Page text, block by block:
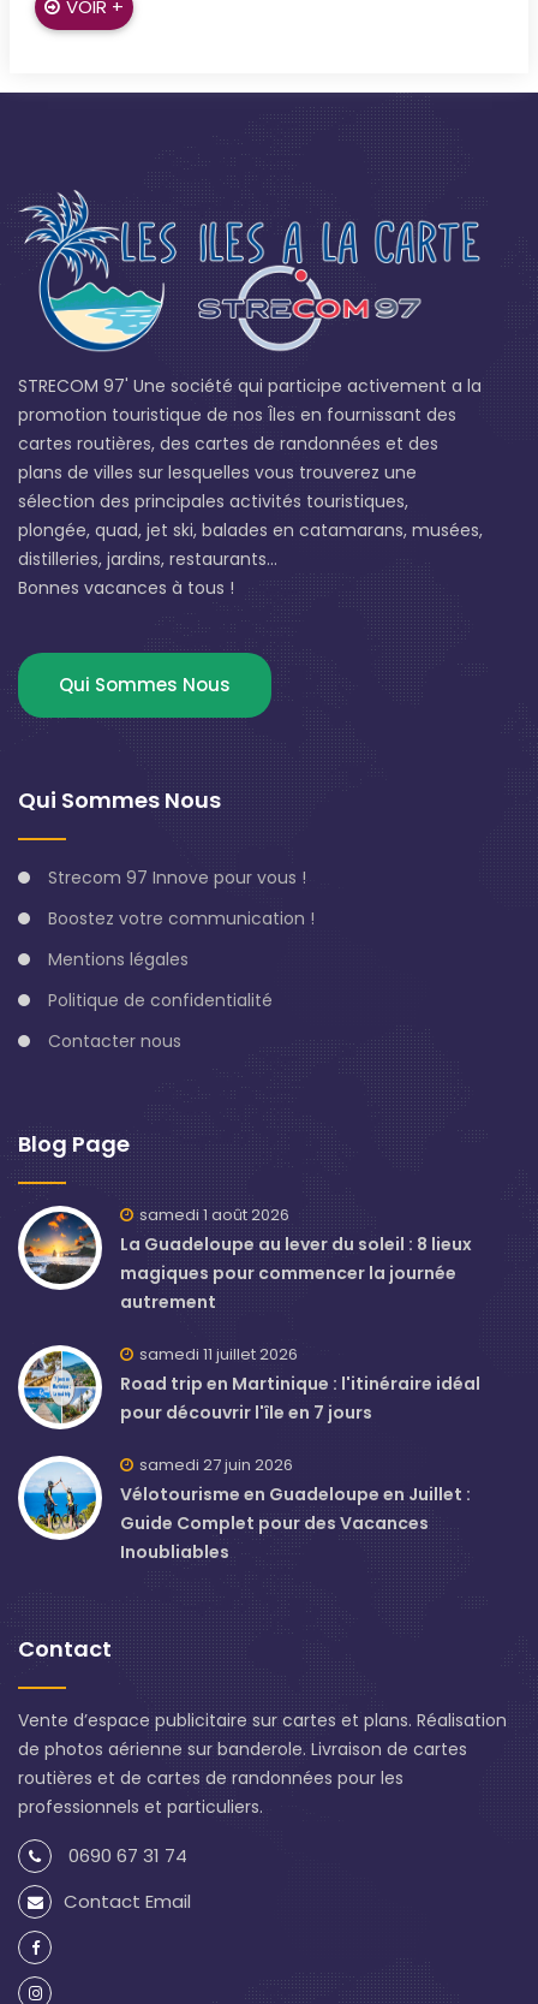
VOIR +
STRECOM 97' Une société qui participe activement a la
promotion touristique de nos Îles en fournissant des
cartes routières, des cartes de randonnées et des
plans de villes sur lesquelles vous trouverez une
sélection des principales activités touristiques,
plongée, quad, jet ski, balades en catamarans, musées,
distilleries, jardins, restaurants...
Bonnes vacances à tous !
Qui Sommes Nous
Qui Sommes Nous
Strecom 97 Innove pour vous !
Boostez votre communication !
Mentions légales
Politique de confidentialité
Contacter nous
Blog Page
samedi 1 août 2026
La Guadeloupe au lever du soleil : 8 lieux
magiques pour commencer la journée
autrement
samedi 11 juillet 2026
Road trip en Martinique : l'itinéraire idéal
pour découvrir l'île en 7 jours
samedi 27 juin 2026
Vélotourisme en Guadeloupe en Juillet :
Guide Complet pour des Vacances
Inoubliables
Contact
Vente d’espace publicitaire sur cartes et plans. Réalisation
de photos aérienne sur banderole. Livraison de cartes
routières et de cartes de randonnées pour les
professionnels et particuliers.
0690 67 31 74
Contact Email